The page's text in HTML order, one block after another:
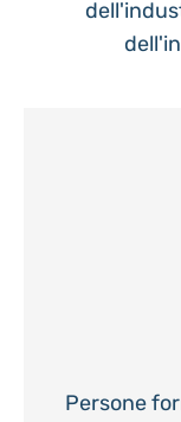
Persone